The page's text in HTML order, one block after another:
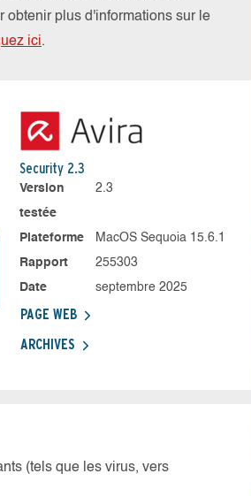
obtenir plus d'informations sur le
ici.
Security 2.3
Version
testée
2.3
Plateforme
MacOS Sequoia 15.6.1
Rapport
255303
Date
septembre 2025
PAGE WEB
ARCHIVES
(tels que les virus, vers